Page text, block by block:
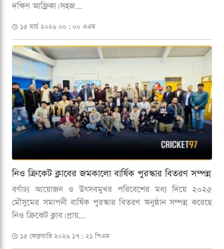
দক্ষিণ আফ্রিকা। সহজ...
১৫ মার্চ ২০২৬ ০০ : ০০ এএম
নিও ক্রিকেট ক্লাবের জমকালো বার্ষিক পুরস্কার বিতরণ সম্পন্ন
বর্ণাঢ্য আয়োজন ও উৎসবমুখর পরিবেশের মধ্য দিয়ে ২০২৫
মৌসুমের সমাপনী বার্ষিক পুরস্কার বিতরণ অনুষ্ঠান সম্পন্ন করেছে
নিও ক্রিকেট ক্লাব। প্রায়...
১৫ ফেব্রুয়ারি ২০২৬ ১৭ : ২১ পিএম